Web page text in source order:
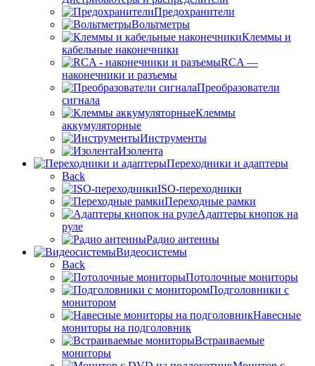
Предохранители
Вольтметры
Клеммы и
кабельные наконечники
RCA —
наконечники и разъемы
Преобразователи
сигнала
Клеммы
аккумуляторные
Инструменты
Изолента
Переходники и адаптеры
Back
ISO-переходники
Переходные рамки
Адаптеры кнопок на
руле
Радио антенны
Видеосистемы
Back
Потолочные мониторы
Подголовники с
монитором
Навесные
мониторы на подголовник
Встраиваемые
мониторы